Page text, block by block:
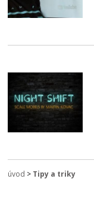
úvod > Tipy a triky